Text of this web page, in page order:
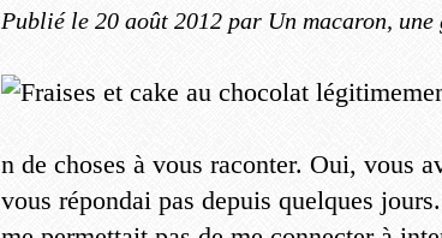
Publié le 20 août 2012 par Un macaron,
n de choses à vous raconter. Oui, vous
vous répondai pas depuis quelques